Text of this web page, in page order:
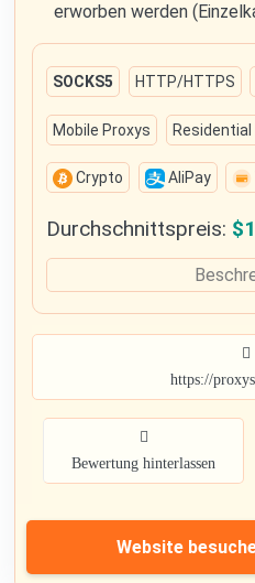
erworben werden
SOCKS5 HTTP/HTTPS
Mobile Proxys Residential
Crypto AliPay
Durchschnittspreis:
https://
Bewertung hinterlassen
Website